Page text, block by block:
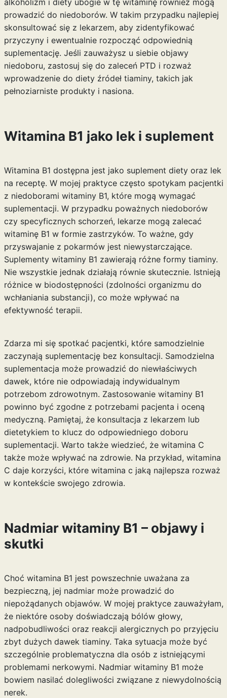
alkoholizm i diety ubogie w tę witaminę również mogą
prowadzić do niedoborów. W takim przypadku najlepiej
skonsultować się z lekarzem, aby zidentyfikować
przyczyny i ewentualnie rozpocząć odpowiednią
suplementację. Jeśli zauważysz u siebie objawy
niedoboru, zastosuj się do zaleceń PTD i rozważ
wprowadzenie do diety źródeł tiaminy, takich jak
pełnoziarniste produkty i nasiona.
Witamina B1 jako lek i suplement
Witamina B1 dostępna jest jako suplement diety oraz lek
na receptę. W mojej praktyce często spotykam pacjentki
z niedoborami witaminy B1, które mogą wymagać
suplementacji. W przypadku poważnych niedoborów
czy specyficznych schorzeń, lekarze mogą zalecać
witaminę B1 w formie zastrzyków. To ważne, gdy
przyswajanie z pokarmów jest niewystarczające.
Suplementy witaminy B1 zawierają różne formy tiaminy.
Nie wszystkie jednak działają równie skutecznie. Istnieją
różnice w biodostępności (zdolności organizmu do
wchłaniania substancji), co może wpływać na
efektywność terapii.
Zdarza mi się spotkać pacjentki, które samodzielnie
zaczynają suplementację bez konsultacji. Samodzielna
suplementacja może prowadzić do niewłaściwych
dawek, które nie odpowiadają indywidualnym
potrzebom zdrowotnym. Zastosowanie witaminy B1
powinno być zgodne z potrzebami pacjenta i oceną
medyczną. Pamiętaj, że konsultacja z lekarzem lub
dietetykiem to klucz do odpowiedniego doboru
suplementacji. Warto także wiedzieć, że witamina C
także może wpływać na zdrowie. Na przykład, witamina
C daje korzyści, które witamina c jaką najlepsza rozważ
w kontekście swojego zdrowia.
Nadmiar witaminy B1 – objawy i
skutki
Choć witamina B1 jest powszechnie uważana za
bezpieczną, jej nadmiar może prowadzić do
niepożądanych objawów. W mojej praktyce zauważyłam,
że niektóre osoby doświadczają bólów głowy,
nadpobudliwości oraz reakcji alergicznych po przyjęciu
zbyt dużych dawek tiaminy. Taka sytuacja może być
szczególnie problematyczna dla osób z istniejącymi
problemami nerkowymi. Nadmiar witaminy B1 może
bowiem nasilać dolegliwości związane z niewydolnością
nerek.